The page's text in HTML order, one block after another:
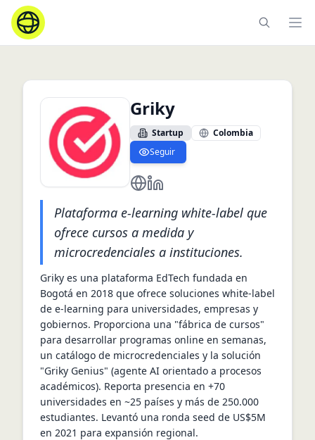
Griky
Startup
Colombia
Seguir
https://www.griky.co/
https://co.linkedin.com/
Plataforma e‑learning white‑label que
ofrece cursos a medida y
microcredenciales a instituciones.
Griky es una plataforma EdTech fundada en
Bogotá en 2018 que ofrece soluciones white‑label
de e‑learning para universidades, empresas y
gobiernos. Proporciona una "fábrica de cursos"
para desarrollar programas online en semanas,
un catálogo de microcredenciales y la solución
"Griky Genius" (agente AI orientado a procesos
académicos). Reporta presencia en +70
universidades en ~25 países y más de 250.000
estudiantes. Levantó una ronda seed de US$5M
en 2021 para expansión regional.